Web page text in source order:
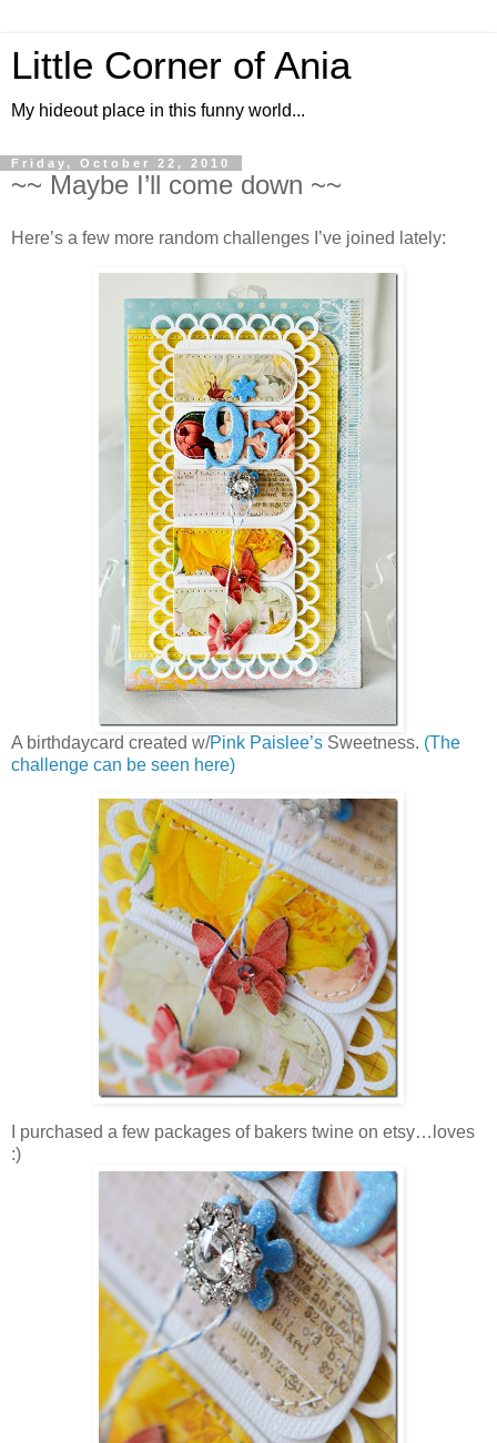
Little Corner of Ania
My hideout place in this funny world...
Friday, October 22, 2010
~~ Maybe I’ll come down ~~
Here’s a few more random challenges I’ve joined lately:
A birthdaycard created w/Pink Paislee’s Sweetness. (The
challenge can be seen here)
I purchased a few packages of bakers twine on etsy…loves
:)